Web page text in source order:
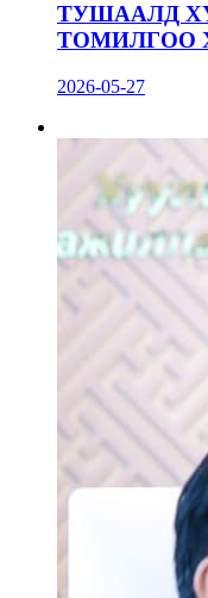
ТУШААЛД
ТОМИЛГОО
2026-05-27